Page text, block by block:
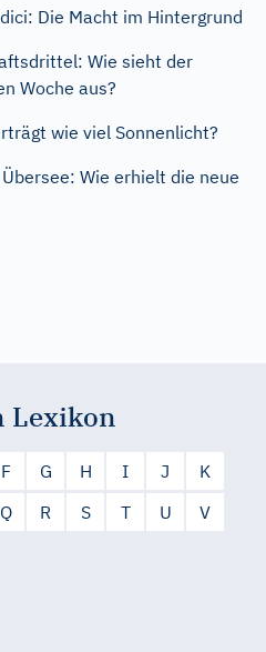
Die Macht im Hintergrund
Wie sieht der
Woche aus?
wie viel Sonnenlicht?
Wie erhielt die neue
Lexikon
F G H I J
K
Q R S T U
V